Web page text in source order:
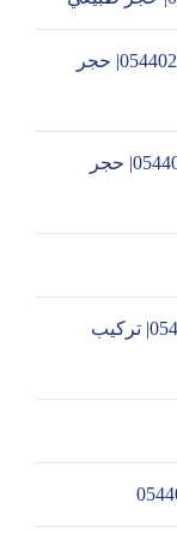
تركيب حجر صناعي في ام القيوين |0544026642| حجر
تركيب حجر صناعي في الشارقة |0544026642| حجر
تركيب جبس بورد في الشارقة |0544026642| تركيب